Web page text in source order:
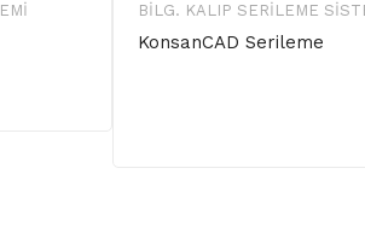
BILG. KALIP SERILEME
KonsanCAD Serileme